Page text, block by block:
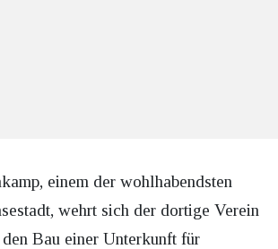
einem der wohlhabendsten
wehrt sich der dortige Verein
Bau einer Unterkunft für